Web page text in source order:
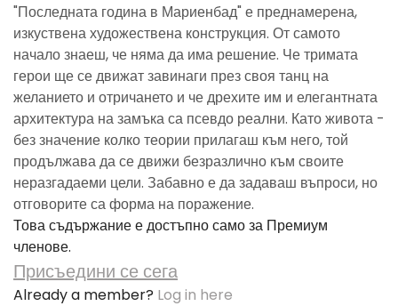
"Последната година в Мариенбад" е преднамерена,
изкуствена художествена конструкция. От самото
начало знаеш, че няма да има решение. Че тримата
герои ще се движат завинаги през своя танц на
желанието и отричането и че дрехите им и елегантната
архитектура на замъка са псевдо реални. Като живота -
без значение колко теории прилагаш към него, той
продължава да се движи безразлично към своите
неразгадаеми цели. Забавно е да задаваш въпроси, но
отговорите са форма на поражение.
Това съдържание е достъпно само за Премиум
членове.
Присъедини се сега
Already a member? Log in here